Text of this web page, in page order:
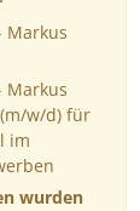
Markus
Markus
w/d) für
im
wurden